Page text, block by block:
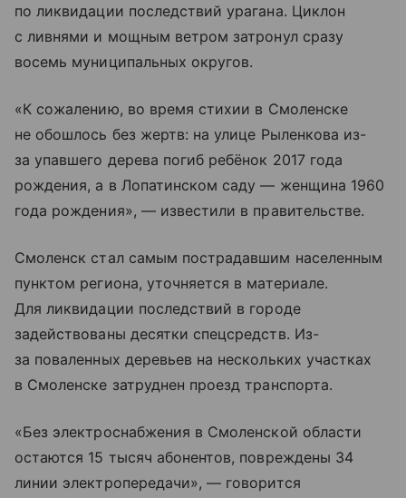
по ликвидации последствий урагана. Циклон
с ливнями и мощным ветром затронул сразу
восемь муниципальных округов.
«К сожалению, во время стихии в Смоленске
не обошлось без жертв: на улице Рыленкова из-
за упавшего дерева погиб ребёнок 2017 года
рождения, а в Лопатинском саду — женщина 1960
года рождения», — известили в правительстве.
Смоленск стал самым пострадавшим населенным
пунктом региона, уточняется в материале.
Для ликвидации последствий в городе
задействованы десятки спецсредств. Из-
за поваленных деревьев на нескольких участках
в Смоленске затруднен проезд транспорта.
«Без электроснабжения в Смоленской области
остаются 15 тысяч абонентов, повреждены 34
линии электропередачи», — говорится